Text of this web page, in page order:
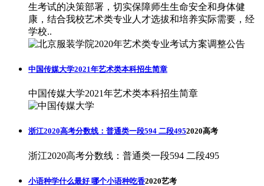
生考试的决策部署，切实保障师生生命安全和身体健
康，结合我校艺术类专业人才选拔和培养实际需要，经
学校..
中国传媒大学2021年艺术类本科招生简章
中国传媒大学2021年艺术类本科招生简章
浙江2020高考分数线：普通类一段594 二段4952020高考
浙江2020高考分数线：普通类一段594 二段495
小语种学什么最好 哪个小语种吃香2020艺考